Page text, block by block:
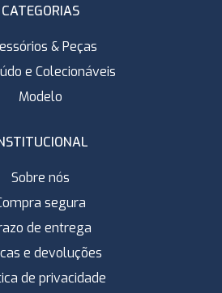
CATEGORIAS
& Peças
e Colecionáveis
Modelo
Sobre nós
segura
de entrega
e devoluções
de privacidade